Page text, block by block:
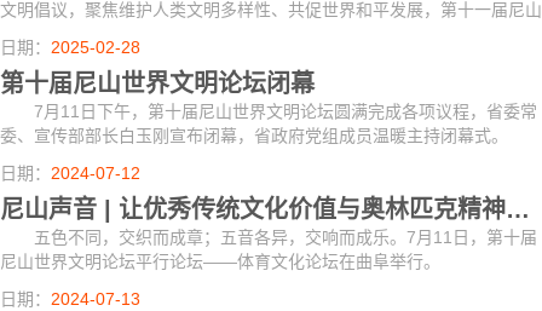
文明倡议，聚焦维护人类文明多样性、共促世界和平发展，第十一届尼山
世界文明论坛拟于2025年6月中下旬在山东济宁曲阜举办。
日期： 2025-02-28
第十届尼山世界文明论坛闭幕
7月11日下午，第十届尼山世界文明论坛圆满完成各项议程，省委常
委、宣传部部长白玉刚宣布闭幕，省政府党组成员温暖主持闭幕式。
日期： 2024-07-12
尼山声音 | 让优秀传统文化价值与奥林匹克精神交相辉映
五色不同，交织而成章；五音各异，交响而成乐。7月11日，第十届
尼山世界文明论坛平行论坛——体育文化论坛在曲阜举行。
日期： 2024-07-13